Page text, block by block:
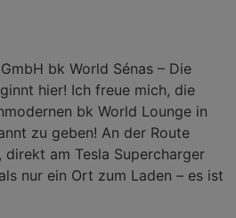
bk World Sénas – Die
hier! Ich freue mich, die
bk World Lounge in
zu geben! An der Route
direkt am Tesla Supercharger
nur ein Ort zum Laden – es ist